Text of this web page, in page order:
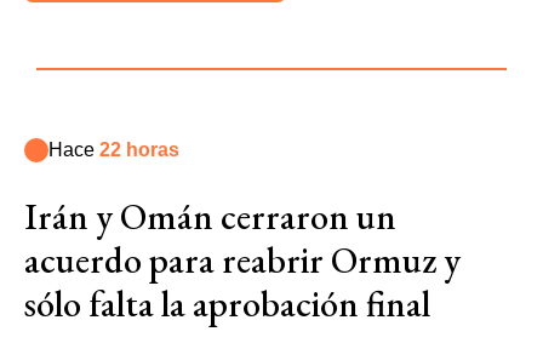
Hace 22 horas
Irán y Omán cerraron un
acuerdo para reabrir Ormuz y
sólo falta la aprobación final